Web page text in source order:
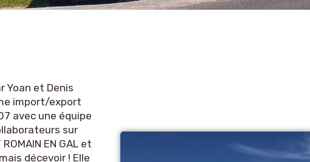
Yoan et Denis
import/export
avec une équipe
sur
EN GAL et
décevoir ! Elle